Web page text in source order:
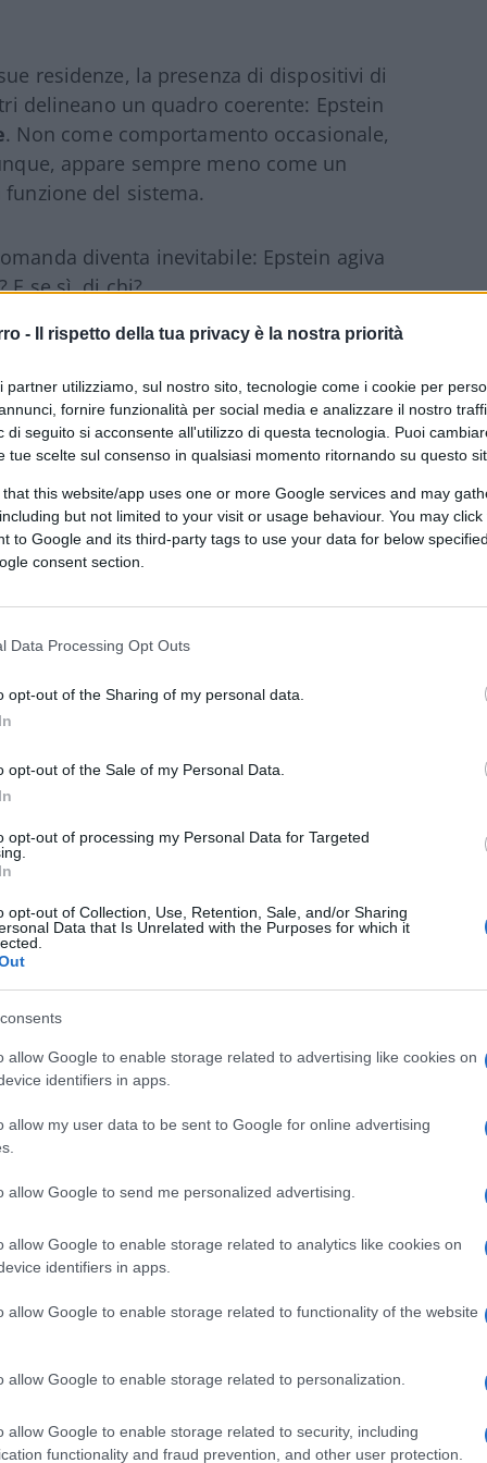
- Il rispetto della tua privacy è la nostra priorità
partner utilizziamo, sul nostro sito, tecnologie come i cookie per
fornire funzionalità per social media e analizzare il nostro
di seguito si acconsente all'utilizzo di questa tecnologia. Puoi
tue scelte sul consenso in qualsiasi momento ritornando su questo
that this website/app uses one or more Google services and may
but not limited to your visit or usage behaviour. You may
to Google and its third-party tags to use your data for below
consent section.
Data Processing Opt Outs
opt-out of the Sharing of my personal data.
opt-out of the Sale of my Personal Data.
opt-out of processing my Personal Data for Targeted
opt-out of Collection, Use, Retention, Sale, and/or Sharing
Data that Is Unrelated with the Purposes for which it
allow Google to enable storage related to advertising like cookies on
identifiers in apps.
allow my user data to be sent to Google for online advertising
allow Google to send me personalized advertising.
allow Google to enable storage related to analytics like cookies on
identifiers in apps.
allow Google to enable storage related to functionality of the website
allow Google to enable storage related to personalization.
allow Google to enable storage related to security, including
functionality and fraud prevention, and other user protection.
residenze, la presenza di dispositivi di
delineano un quadro coerente: Epstein
. Non come comportamento occasionale,
appare sempre meno come un
del sistema.
diventa inevitabile: Epstein agiva
E se sì, di chi?
storica
. Non appartiene a un
storico di quasi tutti gli apparati di
di materiale compromettente è stato
e controllo.
tra il sistema Epstein e ambienti
, ma una domanda analitica legittima.
ipotizzare non equivale ad
l’eventuale utilità di un sistema di
necessariamente un controllo
storia dell’Intelligence, molto più frequente
o private, considerate “ambienti
politico.
Epstein telecomandato, ma di un sistema
d’ombra del sistema Epstein è quello
geopolitiche astratte, ma per il
semplice compagna del finanziere: per
facilitatrice e coordinatrice
le vittime, costruire un rapporto di
e gestire la logistica quotidiana del
come una sorta dichief of staff
lei rendeva il meccanismo efficiente,